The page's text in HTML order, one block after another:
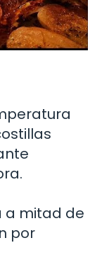
a mitad de
por